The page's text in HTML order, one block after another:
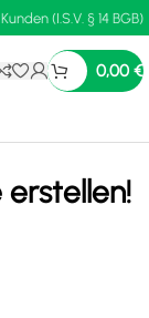
(I.S.V. § 14 BGB)
0,00 €
erstellen!